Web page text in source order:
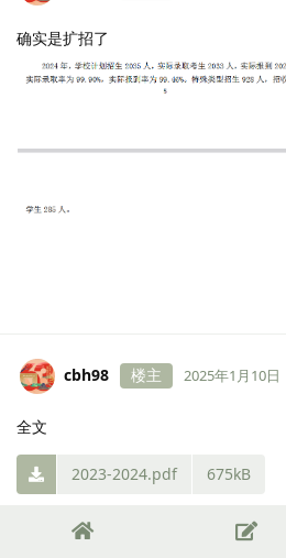
确实是扩招了
cbh98 楼主 2025年1月10日
全文
2023-2024.pdf 675kB
觉得很赞